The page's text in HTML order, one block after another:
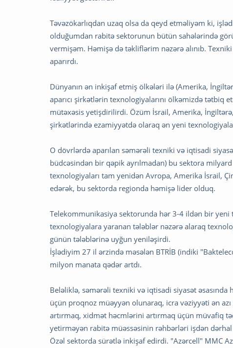
Təvəzökarlıqdan uzaq olsa da qeyd etməliyəm ki,
olduğumdan rabitə sektorunun bütün sahələrində
vermişəm. Həmişə də təkliflərim nəzərə alınıb.
aparırdı.
Dünyanın ən inkişaf etmiş ölkələri ilə (Amerika,
aparıcı şirkətlərin texnologiyalarını ölkəmizdə
mütəxəsis yetişdirilirdi. Özüm İsrail, Amerika,
şirkətlərində ezamiyyətdə olaraq ən yeni
O dövrlərdə aparılan səmərəli texniki və iqtisadi
büdcəsindən bir qəpik ayrılmadan) bu sektora
texnologiyaları tam yenidən Avropa, Amerika İsrail,
edərək, bu sektorda regionda həmişə lider olduq.
Telekommunikasiya sektorunda hər 3-4 ildən bir yeni
texnologiyalara yaranan tələblər nəzərə alaraq
günün tələblərinə uyğun yeniləşirdi.
İşlədiyim 27 il ərzində məsələn BTRİB (indiki
milyon manata qədər artdı.
Beləliklə, səmərəli texniki və iqtisadi siyasət
üçün proqnoz müəyyən olunaraq, icra vəziyyəti ən
artırmaq, xidmət həcmlərini artırmaq üçün müvafiq
yetirməyən rabitə müəssəsinin rəhbərləri işdən
Özəl sektorda sürətlə inkişaf edirdi. "Azərcell" MMC